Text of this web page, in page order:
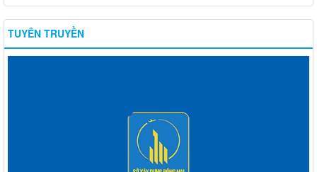
TUYÊN TRUYỀN